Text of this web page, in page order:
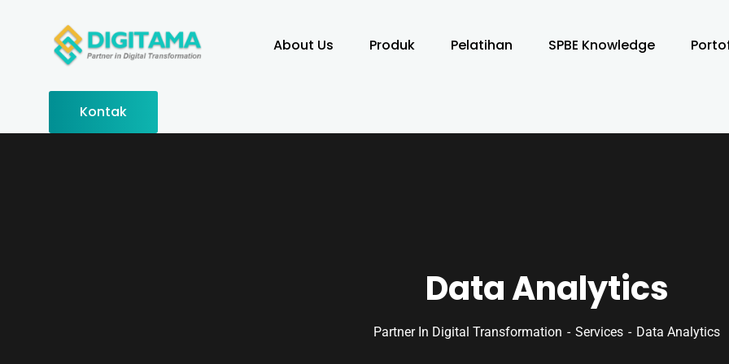
About Us Produk Pelatihan SPBE Knowledge
Kontak
Data Analytics
Partner In Digital Transformation Services Data Analytics